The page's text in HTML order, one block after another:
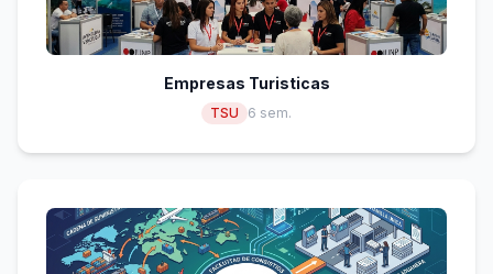
Empresas Turisticas
TSU 6 sem.